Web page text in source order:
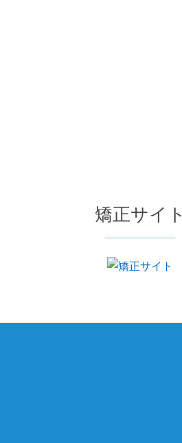
矯正サイト